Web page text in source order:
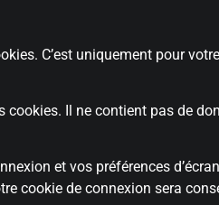
C’est uniquement pour
Il ne contient pas de
et vos préférences
cookie de connexion sera